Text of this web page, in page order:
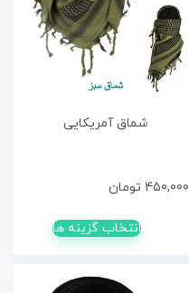
شماق آمریکایی
450,000 تومان
انتخاب گزینه ها